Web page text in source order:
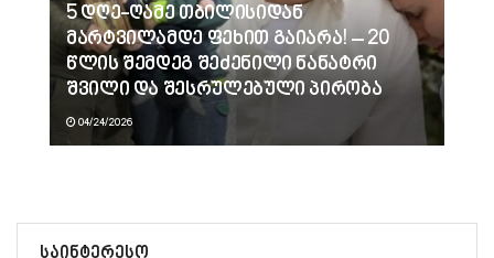
5 დღე-ღამე თბილისიდან
მარტვილამდე ფეხით გაიარა! – 20
წლის შემდეგ შეძენილი ნანატრი
შვილი და შესრულებული პირობა
04/24/2026
საინტერესო